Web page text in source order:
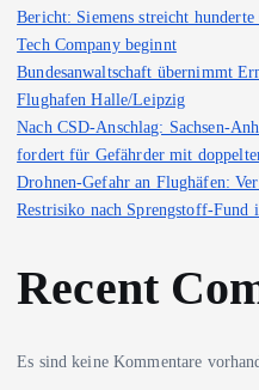
Bericht: Siemens streicht
Tech Company beginnt
Bundesanwaltschaft übernimmt
Flughafen Halle/Leipzig
Nach CSD-Anschlag: Sachsen-
fordert für Gefährder mit
Drohnen-Gefahr an Flughäfen:
Restrisiko nach Sprengstoff-Fund
Recent
Es sind keine Kommentare